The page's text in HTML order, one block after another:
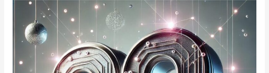
Adventskalender
Türchen